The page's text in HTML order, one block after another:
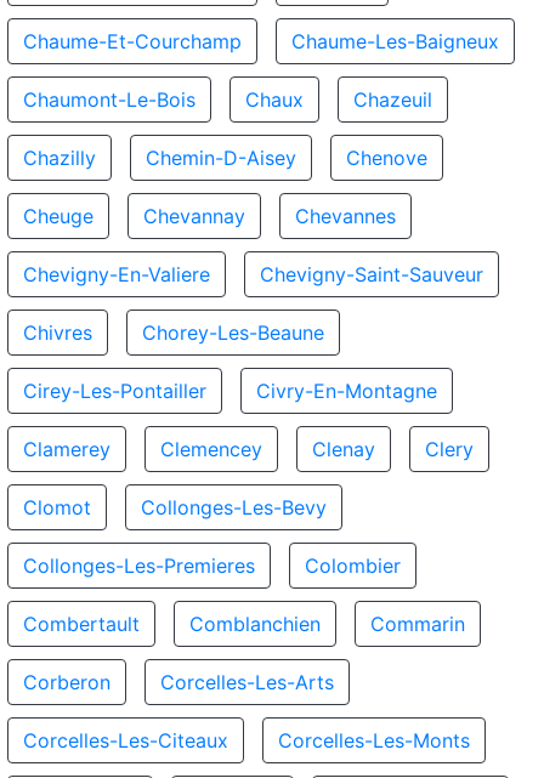
Chaume-Et-Courchamp Chaume-Les-Baigneux
Chaumont-Le-Bois Chaux Chazeuil
Chazilly Chemin-D-Aisey Chenove
Cheuge Chevannay Chevannes
Chevigny-En-Valiere Chevigny-Saint-Sauveur
Chivres Chorey-Les-Beaune
Cirey-Les-Pontailler Civry-En-Montagne
Clamerey Clemencey Clenay Clery
Clomot Collonges-Les-Bevy
Collonges-Les-Premieres Colombier
Combertault Comblanchien Commarin
Corberon Corcelles-Les-Arts
Corcelles-Les-Citeaux Corcelles-Les-Monts